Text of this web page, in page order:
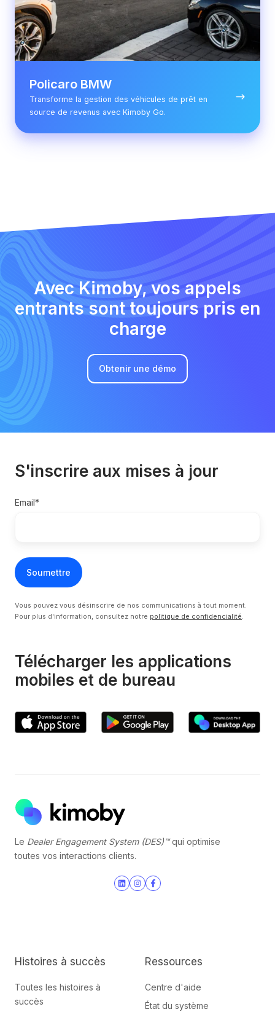
Policaro BMW
Transforme la gestion des véhicules de prêt en
source de revenus avec Kimoby Go.
Avec Kimoby, vos appels
entrants sont toujours pris en
charge
Obtenir une démo
S'inscrire aux mises à jour
Email*
Vous pouvez vous désinscrire de nos communications à tout moment.
Pour plus d'information, consultez notre politique de confidencialité.
Télécharger les applications
mobiles et de bureau
Le Dealer Engagement System (DES)™qui optimise
toutes vos interactions clients.
JoinBrowse
Histoires à succès
Toutes les histoires à
succès
Ressources
Centre d'aide
État du système